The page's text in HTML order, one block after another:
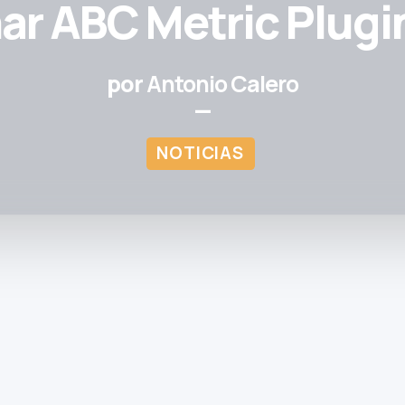
ABC Metric
porAntonio Calero
—
NOTICIAS